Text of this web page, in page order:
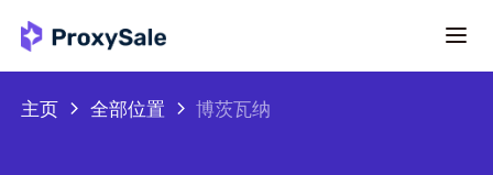
主页 全部位置 博茨瓦纳